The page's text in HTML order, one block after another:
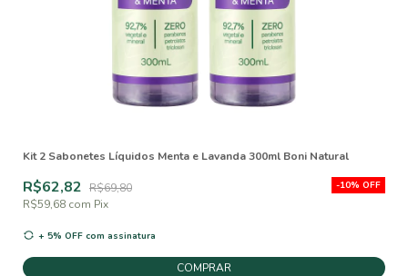
Kit 2 Sabonetes Líquidos Menta e Lavanda 300ml Boni Natural
-10% OFF
R$62,82 R$69,80
R$59,68 com Pix
+ 5% OFF com assinatura
COMPRAR